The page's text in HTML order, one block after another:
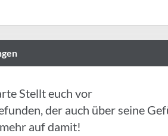
Stellt euch vor
der auch über seine
auf damit!